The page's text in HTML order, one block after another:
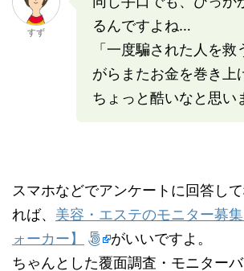
すず
るんですよね…
「一度騙された人を救
がらまたお金を巻き上
ちょっと酷いなと思い
スマホなどでアンケートに回答し
れば、 美容・エステのモニター募
ォーカー】
がいいですよ。
ちゃんとした覆面調査・モニター